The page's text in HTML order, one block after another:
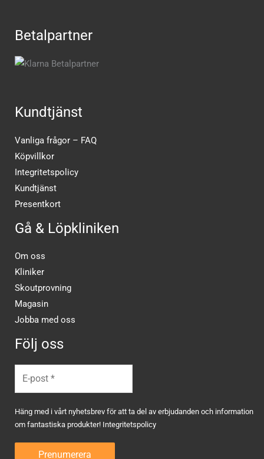
Betalpartner
Kundtjänst
Vanliga frågor – FAQ
Köpvillkor
Integritetspolicy
Kundtjänst
Presentkort
Gå & Löpkliniken
Om oss
Kliniker
Skoutprovning
Magasin
Jobba med oss
Följ oss
Häng med i vårt nyhetsbrev för att ta del av erbjudanden och information
om fantastiska produkter! Integritetspolicy